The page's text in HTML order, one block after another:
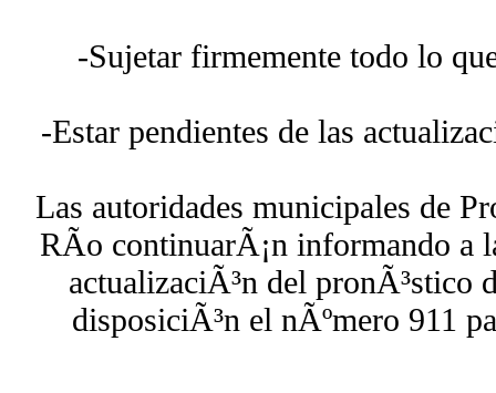
-Sujetar firmemente todo lo
-Estar pendientes de las
Las autoridades municipales de
RÃ­o continuarÃ¡n informando a
actualizaciÃ³n del pronÃ³stico
disposiciÃ³n el nÃºmero 911